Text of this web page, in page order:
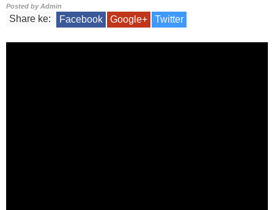
Posted byAdmin
Share ke: Facebook Google+ Twitter